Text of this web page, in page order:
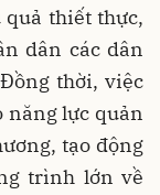
thiết thực,
dân các dân
thời, việc
năng lực quản
tạo động
trình lớn về